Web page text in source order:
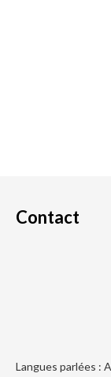
Contact
Langues parlées :